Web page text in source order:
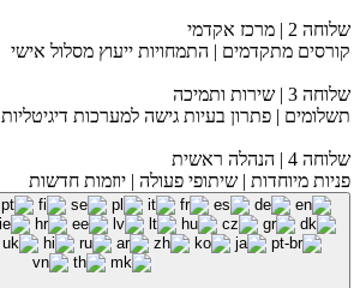
שלוחה 2 | מרכז אקדמי
קורסים מתקדמים | התמחויות ייעוץ מסלול אישי
שלוחה 3 | שירות ותמיכה
תשלומים | פתרון בעיות גישה למערכות דיגיטליות
שלוחה 4 | הנהלה ראשית
פניות מיוחדות | שיתופי פעולה | יוזמות חדשות